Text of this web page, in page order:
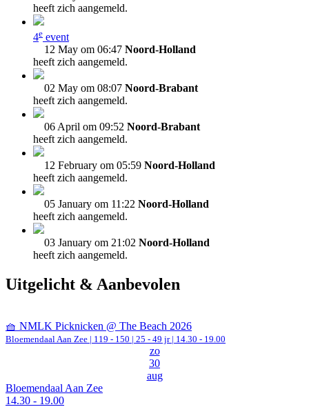
heeft zich aangemeld.
4e event
12 May om 06:47 Noord-Holland
heeft zich aangemeld.
02 May om 08:07 Noord-Brabant
heeft zich aangemeld.
06 April om 09:52 Noord-Brabant
heeft zich aangemeld.
12 February om 05:59 Noord-Holland
heeft zich aangemeld.
05 January om 11:22 Noord-Holland
heeft zich aangemeld.
03 January om 21:02 Noord-Holland
heeft zich aangemeld.
Uitgelicht & Aanbevolen
🧺 NMLK Picknicken @ The Beach 2026
Bloemendaal Aan Zee | 119 - 150 | 25 - 49 jr | 14.30 - 19.00
zo
30
aug
Bloemendaal Aan Zee
14.30 - 19.00